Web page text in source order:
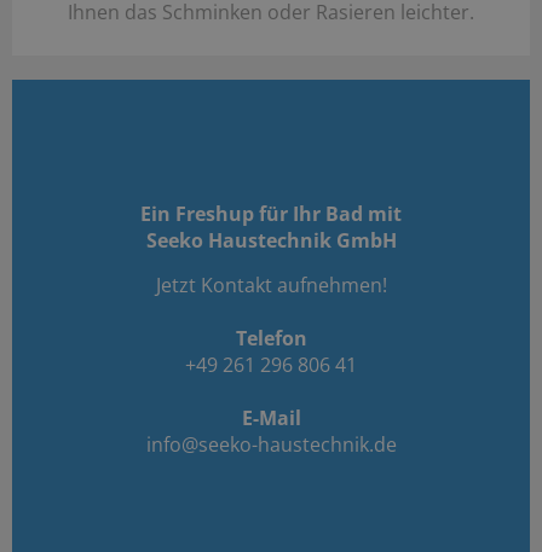
Ihnen das Schminken oder Rasieren leichter.
Ein Freshup für Ihr Bad mit
Seeko Haustechnik GmbH
Jetzt Kontakt aufnehmen!
Telefon
+49 261 296 806 41
E-Mail
info@seeko-haustechnik.de